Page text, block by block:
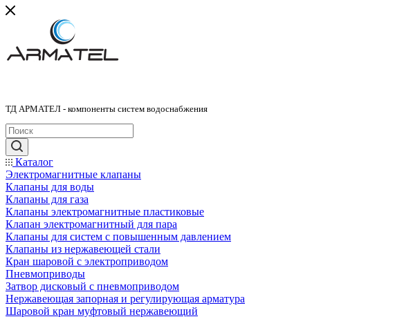
ТД АРМАТЕЛ - компоненты систем водоснабжения
Каталог
Электромагнитные клапаны
Клапаны для воды
Клапаны для газа
Клапаны электромагнитные пластиковые
Клапан электромагнитный для пара
Клапаны для систем с повышенным давлением
Клапаны из нержавеющей стали
Кран шаровой с электроприводом
Пневмоприводы
Затвор дисковый с пневмоприводом
Нержавеющая запорная и регулирующая арматура
Шаровой кран муфтовый нержавеющий